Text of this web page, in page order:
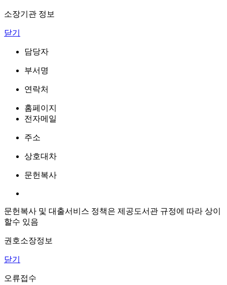
소장기관 정보
닫기
담당자
부서명
연락처
홈페이지
전자메일
주소
상호대차
문헌복사
문헌복사 및 대출서비스 정책은 제공도서관 규정에 따라 상이
할수 있음
권호소장정보
닫기
오류접수